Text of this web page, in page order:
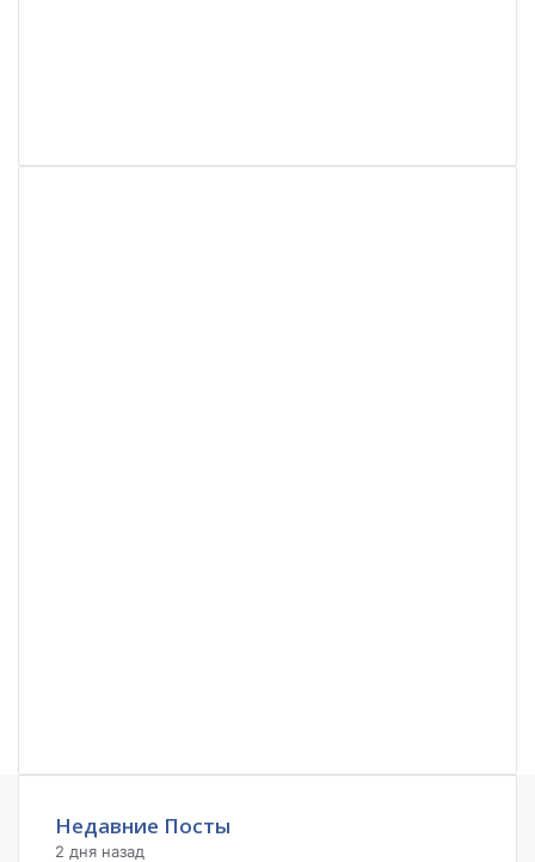
Недавние Посты
2 дня назад